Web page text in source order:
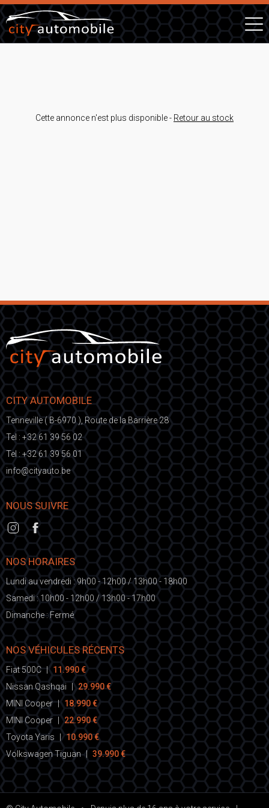
Cette annonce n'est plus disponible - Retour au stock
CITY AUTOMOBILE
Tenneville ( B-6970 ), Route de la Barrière 28
Tel : +32 61 39 56 02
Tel : +32 61 39 56 01
eb.otuayt
ic@o
fni
NOUS SUIVRE
NOS HORAIRES
Lundi au vendredi : 9h00 - 12h00 / 13h00 - 18h00
Samedi : 10h00 - 12h00 / 13h00 - 17h00
Dimanche : Fermé
NOS VÉHICULES RÉCENTS
Fiat 500C | 11.990 €
Nissan Qashqai
| 29.990 €
MINI Cooper | 18.990 €
MINI Cooper | 22.990 €
Toyota Yaris
| 10.990 €
Volkswagen Tiguan | 39.990 €